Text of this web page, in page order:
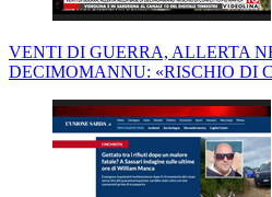
VENTI DI GUERRA, ALLERTA
DECIMOMANNU: «RISCHIO DI